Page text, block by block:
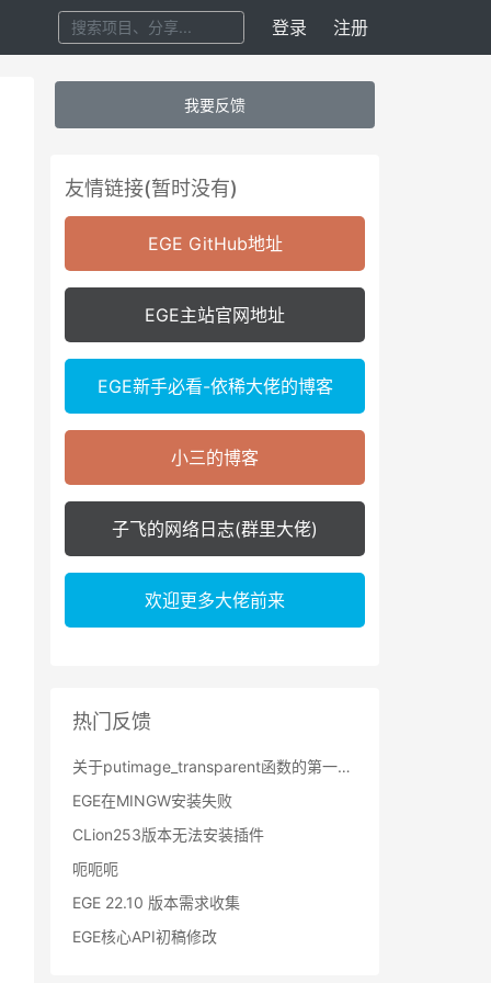
登录 注册
我要反馈
友情链接(暂时没有)
EGE GitHub地址
EGE主站官网地址
EGE新手必看-依稀大佬的博客
小三的博客
子飞的网络日志(群里大佬)
欢迎更多大佬前来
热门反馈
关于putimage_transparent函数的第一个参数问题
EGE在MINGW安装失败
CLion253版本无法安装插件
呃呃呃
EGE 22.10 版本需求收集
EGE核心API初稿修改